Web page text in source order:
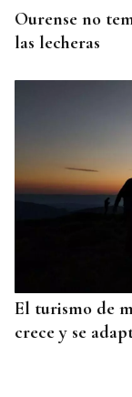
Ourense no
las lecheras
El turismo de
crece y se